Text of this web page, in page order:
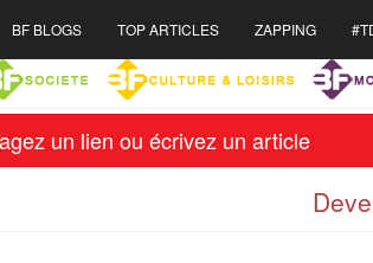
un lien ou écrivez un article
BF BLOGS TOP ARTICLES ZAPPING